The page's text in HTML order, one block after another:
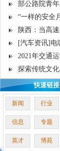
快速链接
新闻 行业
信息 专题
英才 博苑